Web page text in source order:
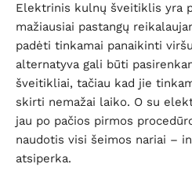
Elektrinis kulnų šveitiklis yra
mažiausiai pastangų
padėti tinkamai panaikinti
alternatyva gali būti
šveitikliai, tačiau kad jie
skirti nemažai laiko. O su
jau po pačios pirmos
naudotis visi šeimos nariai –
atsiperka.